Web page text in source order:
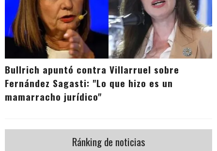
Bullrich apuntó contra Villarruel sobre
Fernández Sagasti: "Lo que hizo es un
mamarracho jurídico"
Ránking de noticias